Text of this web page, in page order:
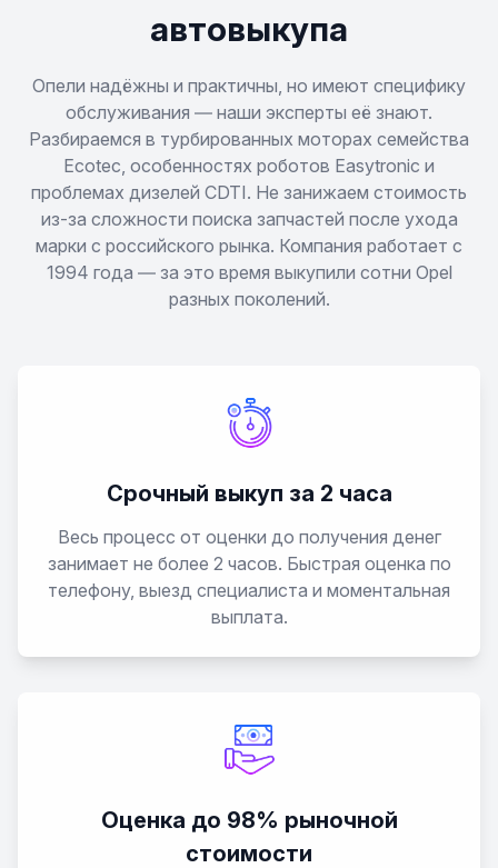
Crossland X
Frontera
Grandland
Grandland X
Insignia
Movano
Olympia
автовыкупа
Опели надёжны и практичны, но имеют специфику
обслуживания — наши эксперты её знают.
Разбираемся в турбированных моторах семейства
Ecotec, особенностях роботов Easytronic и
проблемах дизелей CDTI. Не занижаем стоимость
из-за сложности поиска запчастей после ухода
марки с российского рынка. Компания работает с
1994 года — за это время выкупили сотни Opel
разных поколений.
Срочный выкуп за 2 часа
Весь процесс от оценки до получения денег
занимает не более 2 часов. Быстрая оценка по
телефону, выезд специалиста и моментальная
выплата.
Оценка до 98% рыночной
стоимости